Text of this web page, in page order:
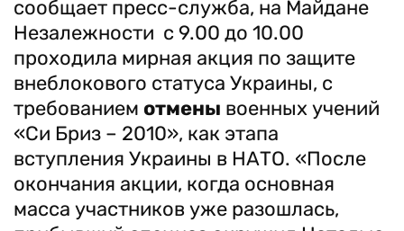
сообщает пресс-служба, на Майдане
Незалежности с 9.00 до 10.00
проходила мирная акция по защите
внеблокового статуса Украины, с
требованием отмены военных учений
«Си Бриз – 2010», как этапа
вступления Украины в НАТО. «После
окончания акции, когда основная
масса участников уже разошлась,